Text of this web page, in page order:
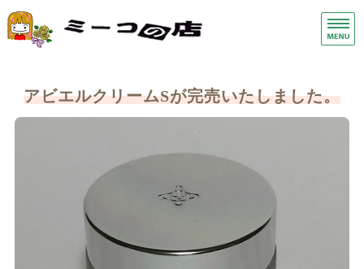
手荒れ手湿疹保湿クリーム・
症状別
お問い合わせ
アビエルクリームSが完売いたしました。